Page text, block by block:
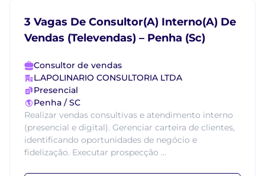
3 Vagas De Consultor(A) Interno(A) De
Vendas (Televendas) – Penha (Sc)
Consultor de vendas
L.APOLINARIO CONSULTORIA LTDA
Presencial
Penha / SC
Realizar vendas consultivas e atendimento interno
(presencial e digital). Gerenciar carteira de clientes,
identificando oportunidades de negócio e
fidelização. Executar prospecção ...